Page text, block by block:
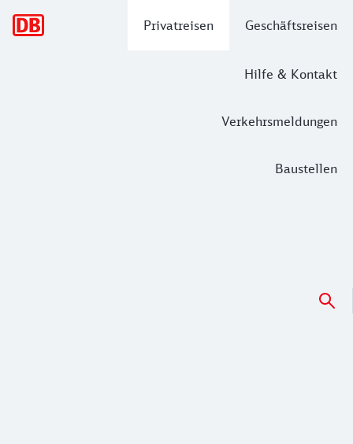
Privatreisen Geschäftsreisen
Hilfe & Kontakt
Verkehrsmeldungen
Baustellen